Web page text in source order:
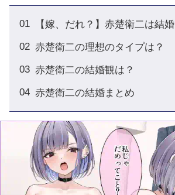
【嫁、だれ？】赤楚衛二は結
赤楚衛二の理想のタイプは？
赤楚衛二の結婚観は？
赤楚衛二の結婚まとめ